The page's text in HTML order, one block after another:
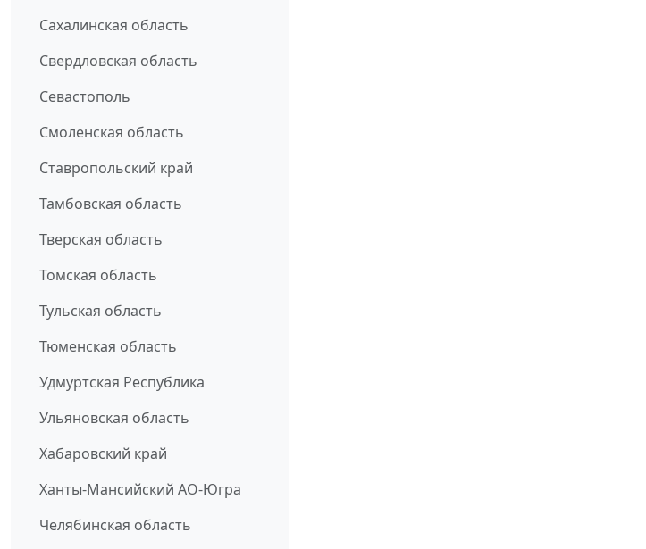
Сахалинская область
Свердловская область
Севастополь
Смоленская область
Ставропольский край
Тамбовская область
Тверская область
Томская область
Тульская область
Тюменская область
Удмуртская Республика
Ульяновская область
Хабаровский край
Ханты-Мансийский АО-Югра
Челябинская область